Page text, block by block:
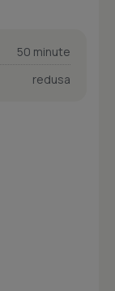
50 minute
redusa